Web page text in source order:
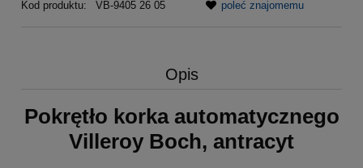
Kod produktu:
VB-9405 26 05
poleć znajomemu
Opis
Pokrętło korka automatycznego
Villeroy Boch, antracyt